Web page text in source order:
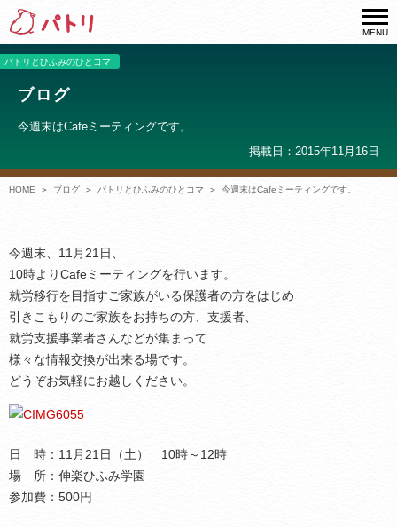
MENU
パトリとひふみのひとコマ
ブログ
今週末はCafeミーティングです。
掲載日：2015年11月16日
HOME ブログ パトリとひふみのひとコマ 今週末はCafeミーティングです。
今週末、11月21日、
10時よりCafeミーティングを行います。
就労移行を目指すご家族がいる保護者の方をはじめ
引きこもりのご家族をお持ちの方、支援者、
就労支援事業者さんなどが集まって
様々な情報交換が出来る場です。
どうぞお気軽にお越しください。
日 時：11月21日（土） 10時～12時
場 所：伸楽ひふみ学園
参加費：500円